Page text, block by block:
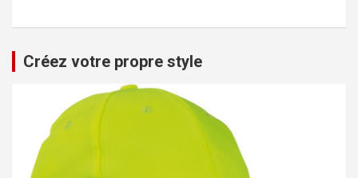
Créez votre propre style